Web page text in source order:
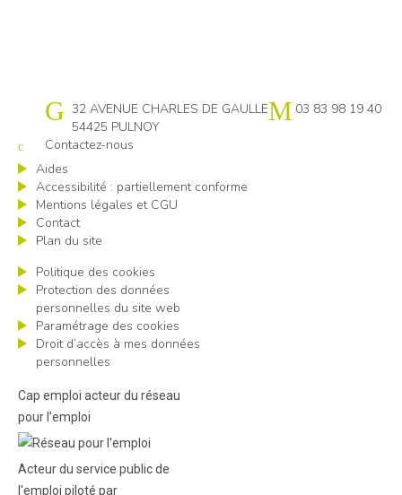
Cap emploi 54
32 AVENUE CHARLES DE GAULLE
54425 PULNOY
03 83 98 19 40
Contactez-nous
Aides
Accessibilité : partiellement conforme
Mentions légales et CGU
Contact
Plan du site
Politique des cookies
Protection des données
personnelles du site web
Paramétrage des cookies
Droit d’accès à mes données
personnelles
Cap emploi acteur du réseau
pour l’emploi
Acteur du service public de
l'emploi piloté par